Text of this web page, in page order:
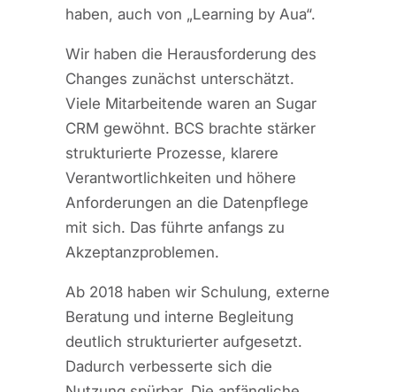
haben, auch von „Learning by Aua“.
Wir haben die Herausforderung des
Changes zunächst unterschätzt.
Viele Mitarbeitende waren an Sugar
CRM gewöhnt. BCS brachte stärker
strukturierte Prozesse, klarere
Verantwortlichkeiten und höhere
Anforderungen an die Datenpflege
mit sich. Das führte anfangs zu
Akzeptanzproblemen.
Ab 2018 haben wir Schulung, externe
Beratung und interne Begleitung
deutlich strukturierter aufgesetzt.
Dadurch verbesserte sich die